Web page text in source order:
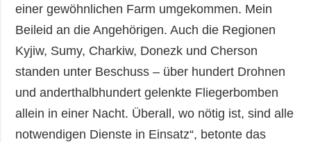
einer gewöhnlichen Farm umgekommen. Mein
Beileid an die Angehörigen. Auch die Regionen
Kyjiw, Sumy, Charkiw, Donezk und Cherson
standen unter Beschuss – über hundert Drohnen
und anderthalbhundert gelenkte Fliegerbomben
allein in einer Nacht. Überall, wo nötig ist, sind alle
notwendigen Dienste in Einsatz“, betonte das